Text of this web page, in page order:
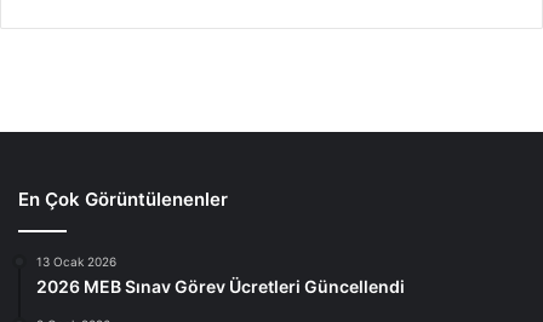
En Çok Görüntülenenler
13 Ocak 2026
2026 MEB Sınav Görev Ücretleri Güncellendi